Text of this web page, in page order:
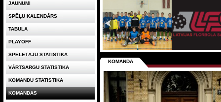
KOMANDA
JAUNUMI
SPĒĻU KALENDĀRS
TABULA
PLAYOFF
SPĒLĒTĀJU STATISTIKA
VĀRTSARGU STATISTIKA
KOMANDU STATISTIKA
KOMANDAS